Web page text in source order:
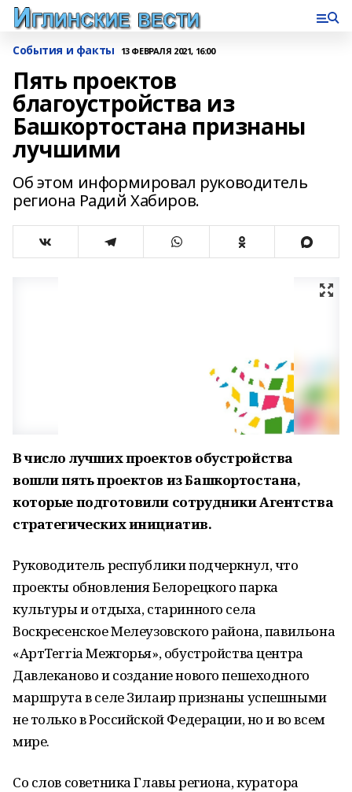
События и факты 13 ФЕВРАЛЯ 2021, 16:00
Пять проектов
благоустройства из
Башкортостана признаны
лучшими
Об этом информировал руководитель
региона Радий Хабиров.
В число лучших проектов обустройства
вошли пять проектов из Башкортостана,
которые подготовили сотрудники Агентства
стратегических инициатив.
Руководитель республики подчеркнул, что
проекты обновления Белорецкого парка
культуры и отдыха, старинного села
Воскресенское Мелеузовского района, павильона
«АртTerria Межгорья», обустройства центра
Давлеканово и создание нового пешеходного
маршрута в селе Зилаир признаны успешными
не только в Российской Федерации, но и во всем
мире.
Со слов советника Главы региона, куратора